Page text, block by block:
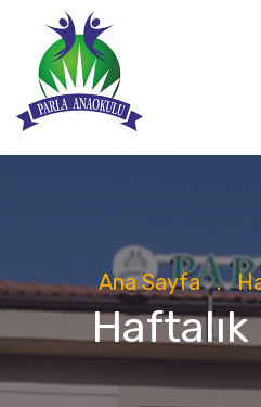
Ana Sayfa .